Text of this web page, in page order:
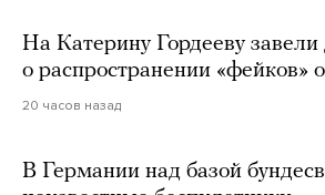
На Катерину Гордееву завели
о распространении «фейков»
20 часов назад
В Германии над базой